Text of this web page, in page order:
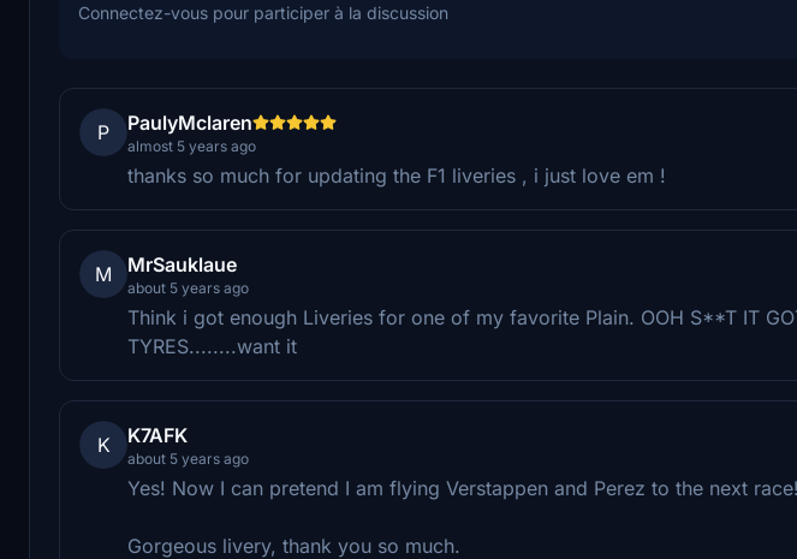
Connectez-vous pour participer à la discussion
P PaulyMclaren
almost 5 years ago
thanks so much for updating the F1 liveries , i just love em !
M MrSauklaue
about 5 years ago
Think i got enough Liveries for one of my favorite Plain. OOH S**T IT
TYRES........want it
K K7AFK
about 5 years ago
Yes! Now I can pretend I am flying Verstappen and Perez to the next race!
Gorgeous livery, thank you so much.